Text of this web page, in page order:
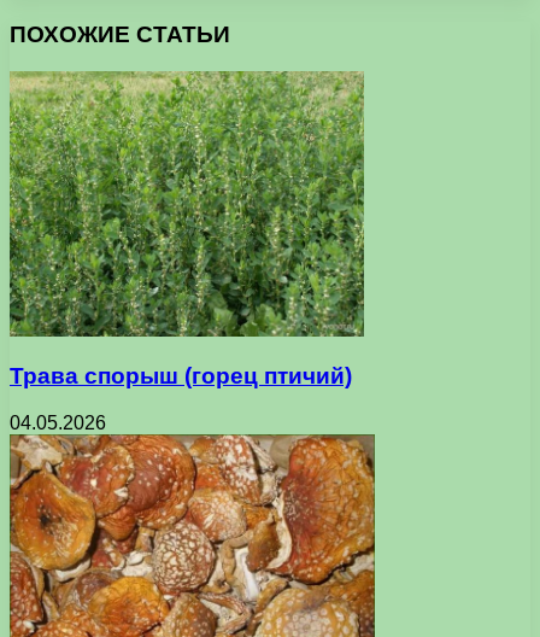
ПОХОЖИЕ СТАТЬИ
Трава спорыш (горец птичий)
04.05.2026